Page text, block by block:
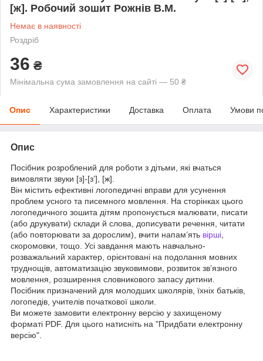
[ж]. Робочий зошит Рожнів В.М.
Немає в наявності
Роздріб
36 ₴
Мінімальна сума замовлення на сайті — 50 ₴
Опис Характеристики Доставка Оплата Умови
Опис
Посібник розроблений для роботи з дітьми, які вчаться
вимовляти звуки [з]-[з’], [ж].
Він містить ефективні логопедичні вправи для усунення
проблем усного та писемного мовлення. На сторінках цього
логопедичного зошита дітям пропонується малювати, писати
(або друкувати) склади й слова, дописувати речення, читати
(або повторювати за дорослим), вчити напам’ять вірші
скоромовки, тощо. Усі завдання мають навчально-
розважальний характер, орієнтовані на подолання мовних
труднощів, автоматизацію звуковимови, розвиток зв’язного
мовлення, розширення словникового запасу дитини.
Посібник призначений для молодших школярів, їхніх батьків,
логопедів, учителів початкової школи.
Ви можете замовити електронну версію у захищеному
форматі PDF. Для цього натисніть на "Придбати електронну
версію".